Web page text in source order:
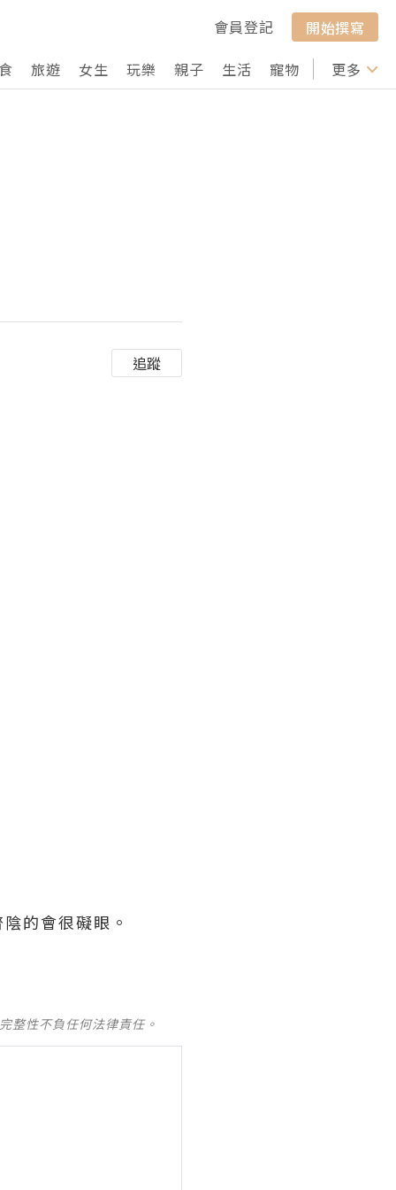
會員登記
開始撰寫
旅遊 女生 玩樂 親子 生活 寵物 行山 打卡
更多
追蹤
的會很礙眼。
整性不負任何法律責任。